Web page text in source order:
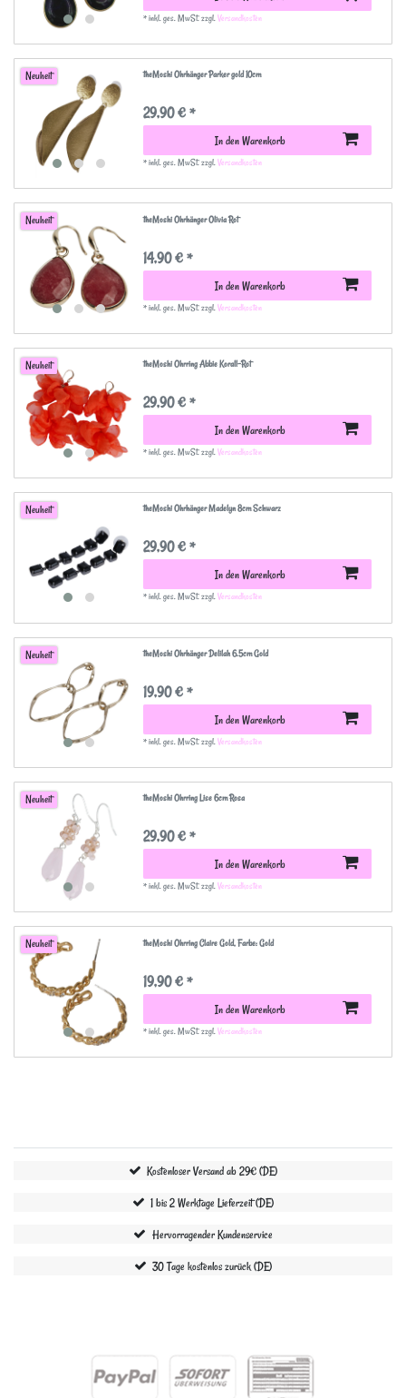
*inkl. ges. MwSt.zzgl.Versandkosten
Neuheit theMoshi Ohrhänger Parker gold 10cm
29,90 € *
In den Warenkorb
*inkl. ges. MwSt.zzgl.Versandkosten
Neuheit theMoshi Ohrhänger Olivia Rot
14,90 € *
In den Warenkorb
*inkl. ges. MwSt.zzgl.Versandkosten
Neuheit theMoshi Ohrring Abbie Korall-Rot
29,90 € *
In den Warenkorb
*inkl. ges. MwSt.zzgl.Versandkosten
Neuheit theMoshi Ohrhänger Madelyn 8cm Schwarz
29,90 € *
In den Warenkorb
*inkl. ges. MwSt.zzgl.Versandkosten
Neuheit theMoshi Ohrhänger Delilah 6.5cm Gold
19,90 € *
In den Warenkorb
*inkl. ges. MwSt.zzgl.Versandkosten
Neuheit theMoshi Ohrring Lise 6cm Rosa
29,90 € *
In den Warenkorb
*inkl. ges. MwSt.zzgl.Versandkosten
Neuheit theMoshi Ohrring Claire Gold, Farbe: Gold
19,90 € *
In den Warenkorb
*inkl. ges. MwSt.zzgl.Versandkosten
Kostenloser Versand ab 29€ (DE)
1 bis 2 Werktage Lieferzeit (DE)
Hervorragender Kundenservice
30 Tage kostenlos zurück (DE)